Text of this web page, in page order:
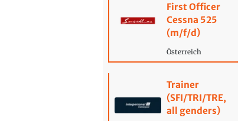
First Officer
Cessna 525
(m/f/d)
Österreich
Trainer
(SFI/TRI/TRE,
all genders)